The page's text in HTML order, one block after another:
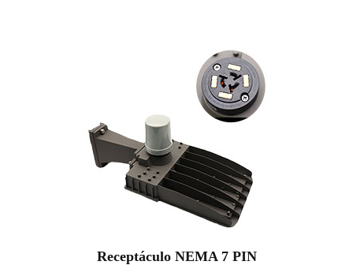
Receptáculo NEMA 7 PIN